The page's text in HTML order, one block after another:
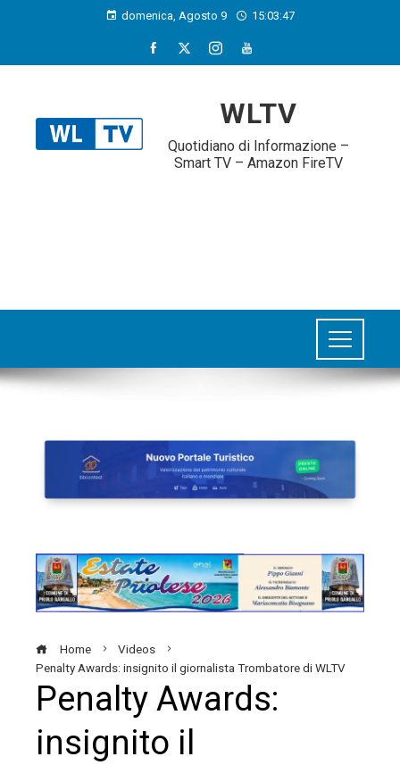
domenica, Agosto 9 15:03:48
WLTV
Quotidiano di Informazione –
Smart TV – Amazon FireTV
Home
Videos
Penalty Awards: insignito il giornalista Trombatore di WLTV
Penalty Awards:
insignito il